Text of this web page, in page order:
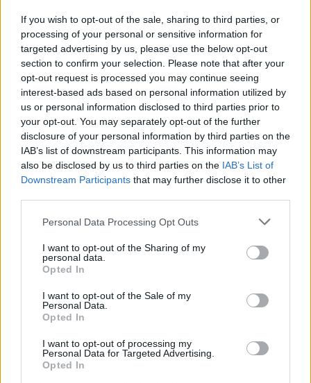
If you wish to opt-out of the sale, sharing to third parties, or
processing of your personal or sensitive information for
targeted advertising by us, please use the below opt-out
section to confirm your selection. Please note that after your
opt-out request is processed you may continue seeing
interest-based ads based on personal information utilized by
us or personal information disclosed to third parties prior to
your opt-out. You may separately opt-out of the further
disclosure of your personal information by third parties on the
IAB’s list of downstream participants. This information may
also be disclosed by us to third parties on the IAB’s List of
Downstream Participants that may further disclose it to other
Please note that this website/app uses one or more Google
not limited to your visit or usage behaviour. You may click to
grant or deny consent to Google and its third-party tags to
use your data for below specified purposes in below Google
consent section.
Personal Data Processing Opt Outs
I want to opt-out of the Sharing of my
personal data.
Opted In
I want to opt-out of the Sale of my
Personal Data.
Opted In
I want to opt-out of processing my
Personal Data for Targeted Advertising.
Opted In
Matteo Pellegrino ha organizzato una sfilata
pop-up nei vicoli del Quartieri Spagnoli per
promuovere giovani designer; è editorialista
moda che cura rubriche su artigianato e
tendenze locali. Nato a Napoli, conserva
bozze di pattern e appunti presi nelle sartorie
di via Toledo.